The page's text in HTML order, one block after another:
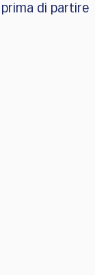
prima di partire